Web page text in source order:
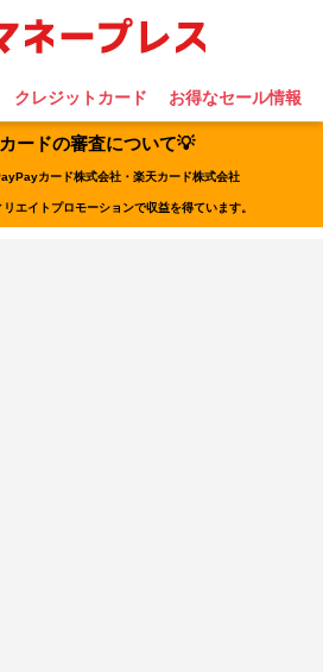
クレジットカード お得なセール情報
ードの審査について💡
カード株式会社・楽天カード株式会社
エイトプロモーションで収益を得ています。